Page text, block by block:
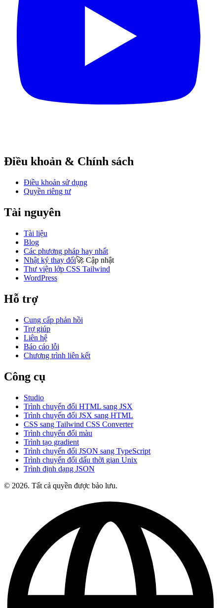
Điều khoản & Chính sách
Điều khoản sử dụng
Quyền riêng tư
Tài nguyên
Tài liệu
Blog
Các phương pháp hay nhất
Nhật ký thay đổi🚀 Cập nhật
Thư viện lớp CSS Tailwind
WordPress
Hỗ trợ
Cung cấp phản hồi
Trợ giúp
Liên hệ
Báo cáo lỗi
Chương trình liên kết
Công cụ
Studio
Trình chuyển đổi HTML sang JSX
Trình chuyển đổi JSX sang HTML
CSS sang Tailwind CSS Converter
Trình chuyển đổi màu
Trình tạo gradient
Trình chuyển đổi JSON sang TypeScript
Trình chuyển đổi dấu thời gian Unix
Trình định dạng JSON
© 2026. Tất cả quyền được bảo lưu.